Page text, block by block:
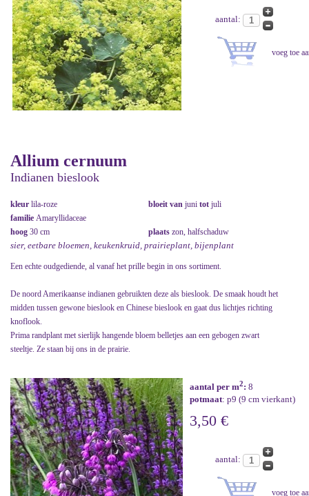
aantal:
Allium cernuum
Indianen bieslook
kleur lila-roze bloeit van juni tot juli
familie Amaryllidaceae
hoog 30 cm plaats zon, halfschaduw
sier, eetbare bloemen, keukenkruid, prairieplant, bijenplant
Een echte oudgediende, al vanaf het prille begin in ons sortiment.
De noord Amerikaanse indianen gebruikten deze als bieslook. De smaak houdt het
midden tussen gewone bieslook en Chinese bieslook en gaat dus lichtjes richting
knoflook.
Prima randplant met sierlijk hangende bloem belletjes aan een gebogen zwart
steeltje. Ze staan bij ons in de prairie.
aantal per m2: 8
potmaat: p9 (9 cm vierkant)
3,50 €
aantal: